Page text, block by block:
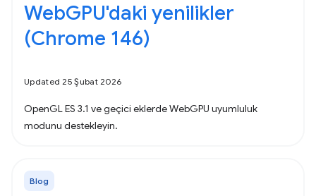
WebGPU'daki yenilikler
(Chrome 146)
Updated 25 Şubat 2026
OpenGL ES 3.1 ve geçici eklerde WebGPU uyumluluk
modunu destekleyin.
Blog